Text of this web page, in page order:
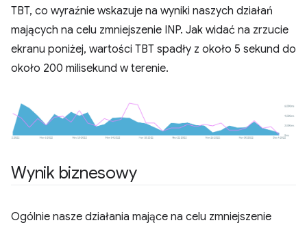
TBT, co wyraźnie wskazuje na wyniki naszych działań
mających na celu zmniejszenie INP. Jak widać na zrzucie
ekranu poniżej, wartości TBT spadły z około 5 sekund do
około 200 milisekund w terenie.
Wynik biznesowy
Ogólnie nasze działania mające na celu zmniejszenie